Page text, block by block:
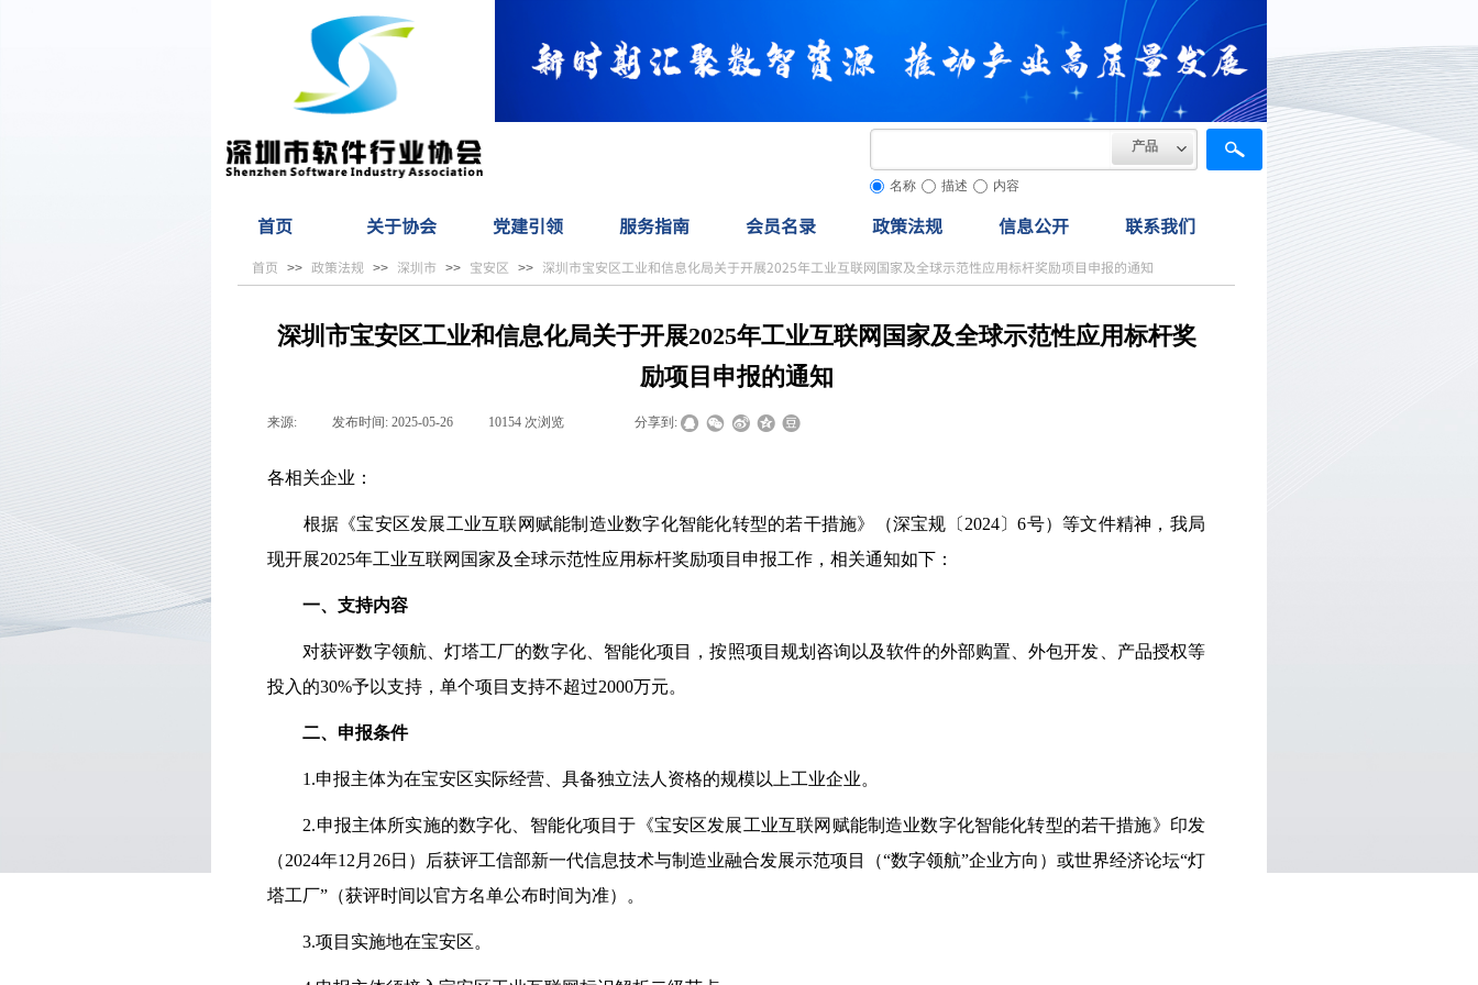
产品
名称 描述 内容
首页 关于协会 党建引领 服务指南 会员名录 政策法规 信息公开 联系我们
首页 >> 政策法规 >> 深圳市 >> 宝安区 >> 深圳市宝安区工业和信息化局关于开展2025年工业互联网国家及全球示范性应用标杆奖励项目申报的通知
深圳市宝安区工业和信息化局关于开展2025年工业互联网国家及全球示范性应用标杆奖
励项目申报的通知
来源: 发布时间: 2025-05-26 10154 次浏览 分享到:
各相关企业：
根据《宝安区发展工业互联网赋能制造业数字化智能化转型的若干措施》（深宝规〔2024〕6号）等文件精神，我局
现开展2025年工业互联网国家及全球示范性应用标杆奖励项目申报工作，相关通知如下：
一、支持内容
对获评数字领航、灯塔工厂的数字化、智能化项目，按照项目规划咨询以及软件的外部购置、外包开发、产品授权等
投入的30%予以支持，单个项目支持不超过2000万元。
二、申报条件
1.申报主体为在宝安区实际经营、具备独立法人资格的规模以上工业企业。
2.申报主体所实施的数字化、智能化项目于《宝安区发展工业互联网赋能制造业数字化智能化转型的若干措施》印发
（2024年12月26日）后获评工信部新一代信息技术与制造业融合发展示范项目（“数字领航”企业方向）或世界经济论坛“灯
塔工厂”（获评时间以官方名单公布时间为准）。
3.项目实施地在宝安区。